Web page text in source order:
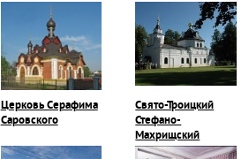
Церковь Серафима
Саровского
Свято-Троицкий
Стефано-
Махрищский
монастырь